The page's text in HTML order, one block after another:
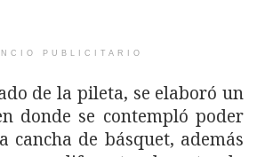
PUBLICITARIO
de la pileta, se elaboró un
donde se contempló poder
cancha de básquet, además